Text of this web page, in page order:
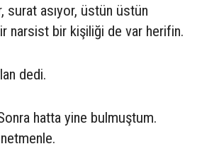
surat asıyor, üstün üstün
narsist bir kişiliği de var herifin.
dedi.
hatta yine bulmuştum.